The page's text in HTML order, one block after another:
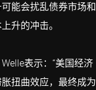
能会扰乱债券市场和
升的冲击。
表示：“美国经济
扭曲效应，最终成为